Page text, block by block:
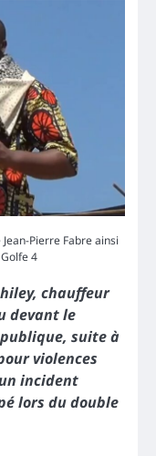
Pierre Fabre ainsi
4
chauffeur
devant le
suite à
violences
incident
lors du double